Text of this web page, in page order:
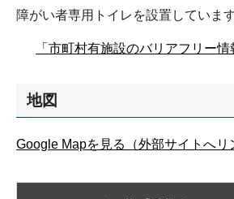
障がい者専用トイレを設置しています
「市町村有施設のバリアフリー
地図
Google Mapを見る（外部サイトへリ